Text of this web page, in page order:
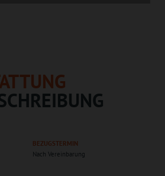
BEZUGSTERMIN
Nach Vereinbarung